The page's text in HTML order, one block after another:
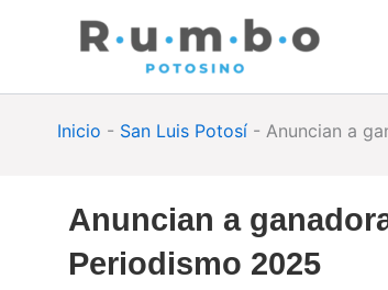
Inicio - San Luis Potosí - Anuncian a
Anuncian a
Periodismo 2025